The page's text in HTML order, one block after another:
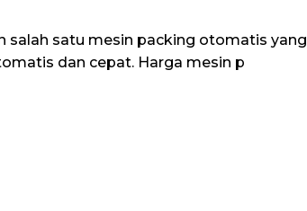
satu mesin packing otomatis yang
dan cepat. Harga mesin p